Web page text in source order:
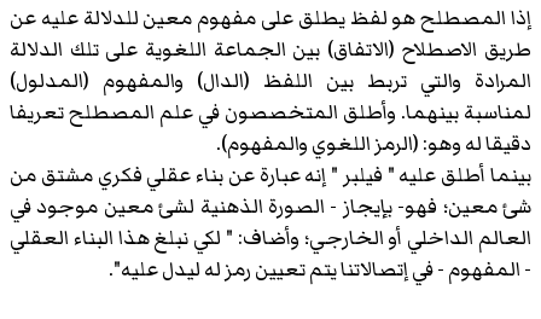
إذا المصطلح هو لفظ يطلق على مفهوم معين للدلالة عليه عن
طريق الاصطلاح (الاتفاق) بين الجماعة اللغوية على تلك الدلالة
المرادة والتي تربط بين اللفظ (الدال) والمفهوم (المدلول)
لمناسبة بينهما. وأطلق المتخصصون في علم المصطلح تعريفا
دقيقا له وهو: (الرمز اللغوي والمفهوم).
بينما أطلق عليه " فيلبر " إنه عبارة عن بناء عقلي فكري مشتق من
شئ معين؛ فهو- بإيجاز - الصورة الذهنية لشئ معين موجود في
العالم الداخلي أو الخارجي؛ وأضاف: " لكي نبلغ هذا البناء العقلي
- المفهوم - في إتصالاتنا يتم تعيين رمز له ليدل عليه".